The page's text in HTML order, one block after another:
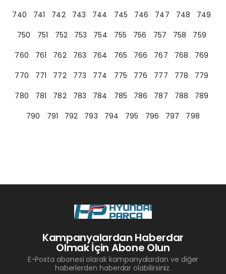
740
741 742 743 744 745 746 747 748
749
750
751 752 753 754 755 756 757 758
759
760
761 762 763 764 765 766 767 768
769
770
771 772 773 774 775 776 777 778
779
780
781 782 783 784 785 786 787 788
789
790
791 792 793 794 795 796 797 798
Kampanyalardan Haberdar
Olmak İçin Abone Olun
E-Posta abonesi olarak kampanyalardan ve diğer
haberlerden haberdar olabilirsiniz.